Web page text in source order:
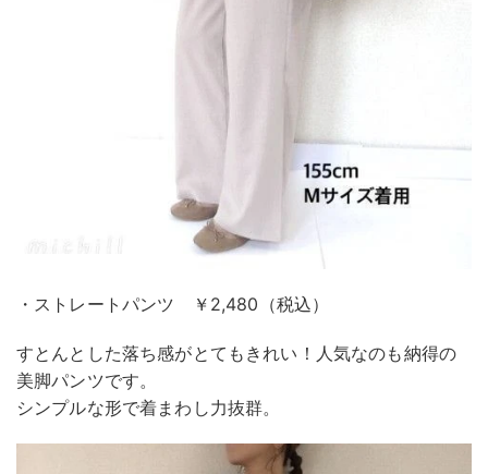
・ストレートパンツ ￥2,480（税込）
すとんとした落ち感がとてもきれい！人気なのも納得の
美脚パンツです。
シンプルな形で着まわし力抜群。